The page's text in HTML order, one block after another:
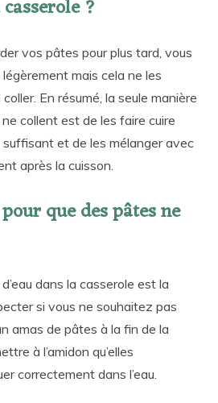
?
vos pâtes pour plus tard, vous
mais cela ne les
En résumé, la seule manière
collent est de les faire cuire
suffisant et de les mélanger avec
après la cuisson.
que des pâtes ne
dans la casserole est la
si vous ne souhaitez pas
amas de pâtes à la fin de la
à l’amidon qu’elles
correctement dans l’eau.